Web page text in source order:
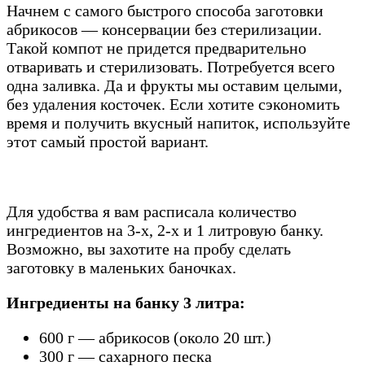
Начнем с самого быстрого способа заготовки
абрикосов — консервации без стерилизации.
Такой компот не придется предварительно
отваривать и стерилизовать. Потребуется всего
одна заливка. Да и фрукты мы оставим целыми,
без удаления косточек. Если хотите сэкономить
время и получить вкусный напиток, используйте
этот самый простой вариант.
Для удобства я вам расписала количество
ингредиентов на 3-х, 2-х и 1 литровую банку.
Возможно, вы захотите на пробу сделать
заготовку в маленьких баночках.
Ингредиенты на банку 3 литра:
600 г — абрикосов (около 20 шт.)
300 г — сахарного песка